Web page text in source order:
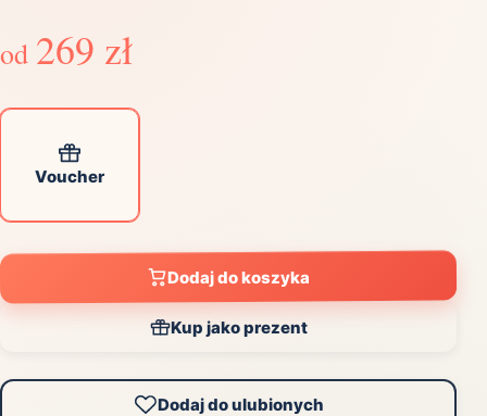
od 269 zł
Voucher
Dodaj do koszyka
Kup jako prezent
Dodaj do ulubionych